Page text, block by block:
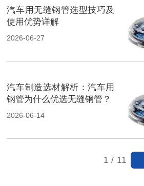
汽车用无缝钢管选型技巧及
使用优势详解
2026-06-27
汽车制造选材解析：汽车用
钢管为什么优选无缝钢管？
2026-06-14
1 / 11